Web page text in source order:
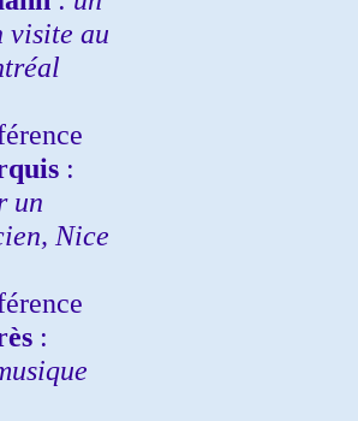
visite au
:
un
Nice
: